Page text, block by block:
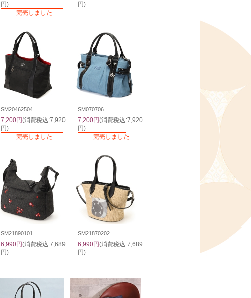
円)
完売しました
円)
SM20462504
7,200円(消費税込:7,920
円)
完売しました
SM070706
7,200円(消費税込:7,920
円)
完売しました
SM21890101
6,990円(消費税込:7,689
円)
SM21870202
6,990円(消費税込:7,689
円)